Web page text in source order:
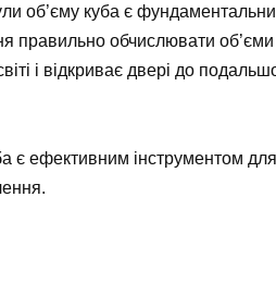
об’єму куба є
правильно обчислювати
і відкриває двері до
є ефективним інструментом